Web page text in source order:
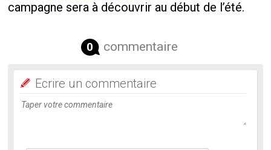
campagne sera à découvrir au début de l’été.
0 commentaire
Ecrire un commentaire